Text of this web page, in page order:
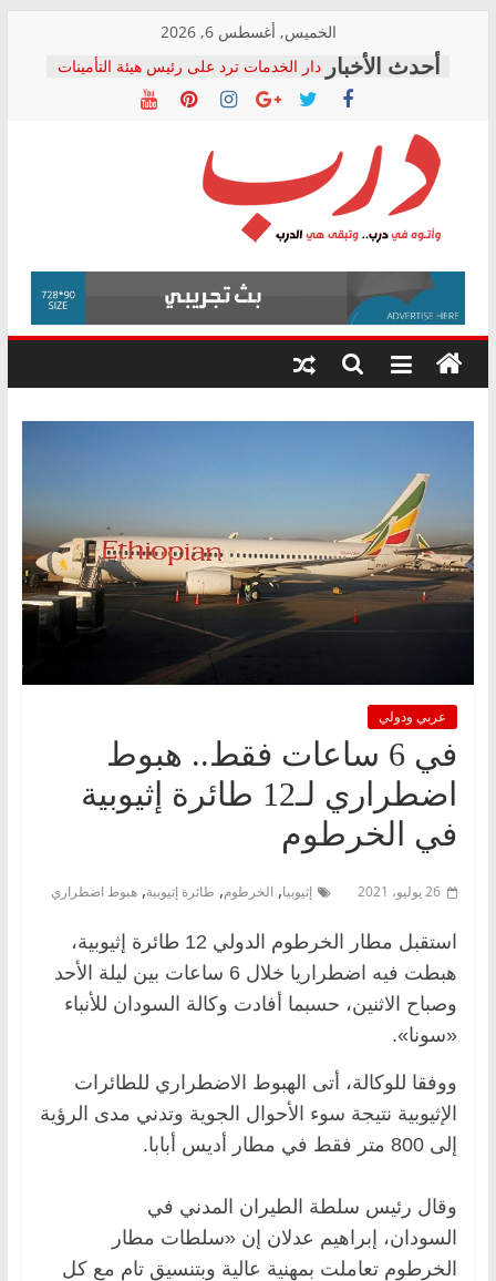
content
الخميس, أغسطس 6, 2026
دار الخدمات ترد على رئيس هيئة التأمينات
بعد مؤتمره الصحفي: إنكار الأزمة لا ينهي
معاناة أصحاب المعاشات.. ونطالب بكشف
فرحات سليمان يكتب: القطاع الصحي إلى
أين؟
حزب التحالف الشعبي يطلق لجنة “الحق
في الصحة” بالإسكندرية لرصد الانتهاكات
ودعم المرضى
الوزاري لمدينة الصحفيين.. وانتهاء أعمال
إنشاء المبنى الإداري
المجلس القومي لحقوق الإنسان يعلن
متابعة قضية الدكتور محمد زهران.. ويؤكد:
قرينة البراءة وضمانات المحاكمة العادلة
درب
وأتوه
درب..
وتبقى
هي
عربي ودولي
في 6 ساعات فقط.. هبوط
اضطراري لـ12 طائرة إثيوبية
في الخرطوم
26 يوليو، 2021 إثيوبيا, الخرطوم, طائرة إثيوبية, هبوط اضطراري
استقبل مطار الخرطوم الدولي 12 طائرة إثيوبية،
هبطت فيه اضطراريا خلال 6 ساعات بين ليلة الأحد
وصباح الاثنين، حسبما أفادت وكالة السودان للأنباء
«سونا».
ووفقا للوكالة، أتى الهبوط الاضطراري للطائرات
الإثيوبية نتيجة سوء الأحوال الجوية وتدني مدى الرؤية
إلى 800 متر فقط في مطار أديس أبابا.
وقال رئيس سلطة الطيران المدني في
السودان، إبراهيم عدلان إن «سلطات مطار
الخرطوم تعاملت بمهنية عالية وبتنسيق تام مع كل